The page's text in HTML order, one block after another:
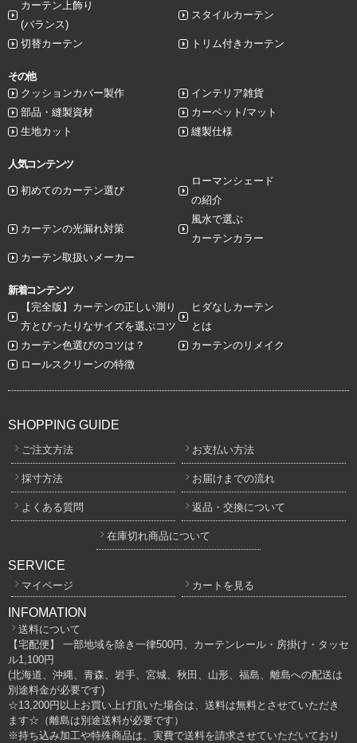
カーテン上飾り
(バランス)
スタイルカーテン
切替カーテン トリム付きカーテン
その他
クッションカバー製作
インテリア雑貨
部品・縫製資材
カーペット/マット
生地カット
縫製仕様
人気コンテンツ
初めてのカーテン選び
ローマンシェード
の紹介
カーテンの光漏れ対策
風水で選ぶ
カーテンカラー
カーテン取扱いメーカー
新着コンテンツ
【完全版】カーテンの正しい測り
方とぴったりなサイズを選ぶコツ
ヒダなしカーテン
とは
カーテン色選びのコツは？
カーテンのリメイク
ロールスクリーンの特徴
SHOPPING GUIDE
ご注文方法 お支払い方法
採寸方法 お届けまでの流れ
よくある質問 返品・交換について
在庫切れ商品について
SERVICE
マイページ カートを見る
INFOMATION
送料について
【宅配便】 一部地域を除き一律500円、カーテンレール・房掛け・タッセ
ル1,100円
(北海道、沖縄、青森、岩手、宮城、秋田、山形、福島、離島への配送は
別途料金が必要です)
☆13,200円以上お買い上げ頂いた場合は、送料は無料とさせていただき
ます☆（離島は別途送料が必要です）
※持ち込み加工や特殊商品は、実費で送料を請求させていただいており